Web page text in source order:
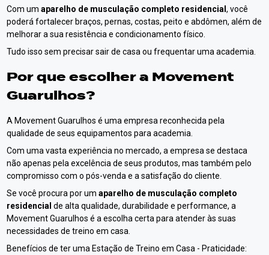
Com umaparelho de musculação completo residencial, você
poderá fortalecer braços, pernas, costas, peito e abdômen, além de
melhorar a sua resistência e condicionamento físico.
Tudo isso sem precisar sair de casa ou frequentar uma academia.
Por que escolher a Movement
Guarulhos?
A Movement Guarulhos é uma empresa reconhecida pela
qualidade de seus equipamentos para academia.
Com uma vasta experiência no mercado, a empresa se destaca
não apenas pela excelência de seus produtos, mas também pelo
compromisso com o pós-venda e a satisfação do cliente.
Se você procura por umaparelho de musculação completo
residencial de alta qualidade, durabilidade e performance, a
Movement Guarulhos é a escolha certa para atender às suas
necessidades de treino em casa.
Benefícios de ter uma Estação de Treino em Casa - Praticidade: